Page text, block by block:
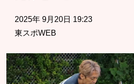
2025年 9月20日 19:23
東スポWEB